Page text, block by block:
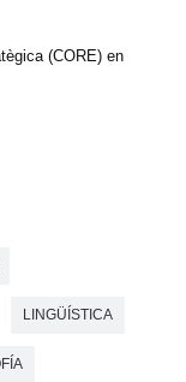
(CORE) en
LINGÜÍSTICA